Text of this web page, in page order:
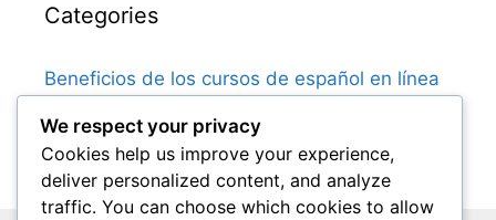
Categories
Beneficios de los cursos de español en línea
Costos y logística de los cursos de español
We respect your privacy
Cookies help us improve your experience,
deliver personalized content, and analyze
traffic. You can choose which cookies to allow